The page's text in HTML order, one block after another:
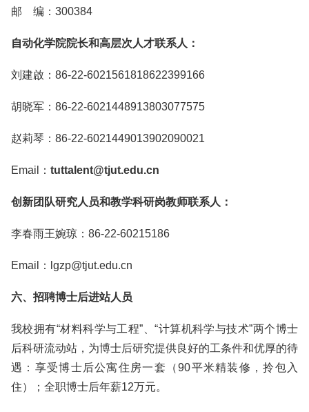
邮 编：300384
自动化学院院长和高层次人才联系人：
刘建啟：86-22-6021561818622399166
胡晓军：86-22-6021448913803077575
赵莉琴：86-22-6021449013902090021
Email： tuttalent@tjut.edu.cn
创新团队研究人员和教学科研岗教师联系人：
李春雨王婉琼：86-22-60215186
Email：lgzp@tjut.edu.cn
六、招聘博士后进站人员
我校拥有“材料科学与工程”、“计算机科学与技术”两个博士
后科研流动站，为博士后研究提供良好的工条件和优厚的待
遇：享受博士后公寓住房一套（90平米精装修，拎包入
住）；全职博士后年薪12万元。